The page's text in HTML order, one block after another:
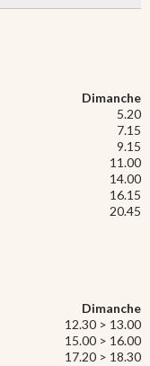
Dimanche
5.20
7.15
9.15
11.00
14.00
16.15
20.45
Dimanche
12.30 > 13.00
15.00 > 16.00
17.20 > 18.30